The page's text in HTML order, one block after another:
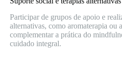
Participar de grupos de apoio e
alternativas, como aromaterapia ou
complementar a prática do
cuidado integral.